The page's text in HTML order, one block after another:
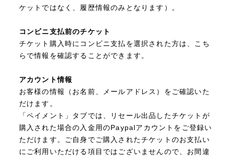
ケットではなく、履歴情報のみとなります）。
コンビニ支払前のチケット
チケット購入時にコンビニ支払を選択された方は、こち
らで情報を確認することができます。
アカウント情報
お客様の情報（お名前、メールアドレス）をご確認いた
だけます。
「ペイメント」タブでは、リセール出品したチケットが
購入された場合の入金用のPaypalアカウントをご登録い
ただけます。ご自身でご購入されたチケットのお支払い
にご利用いただける項目ではございませんので、お間違